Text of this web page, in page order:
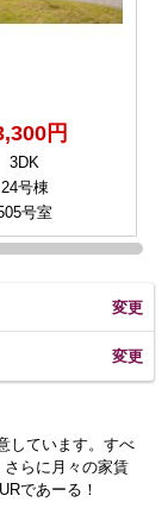
円
3DK
24号棟
号室
変更
変更
しています。すべ
らに月々の家賃
であーる！